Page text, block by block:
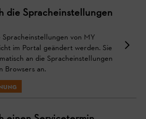
die Spracheinstellungen
von MY
im Portal geändert werden. Sie
an die Spracheinstellungen
Browsers an.